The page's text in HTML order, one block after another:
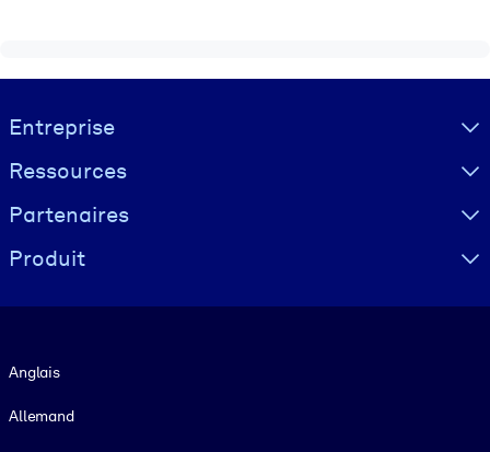
Visually hidden Text
Entreprise
Ressources
Partenaires
Produit
Anglais
Allemand